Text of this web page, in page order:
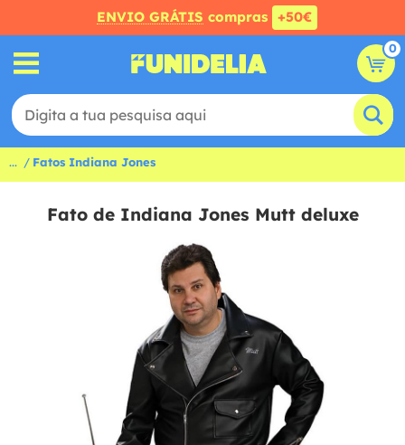
ENVIO GRÁTIS compras +50€
0
... Fatos Indiana Jones
Fato de Indiana Jones Mutt deluxe